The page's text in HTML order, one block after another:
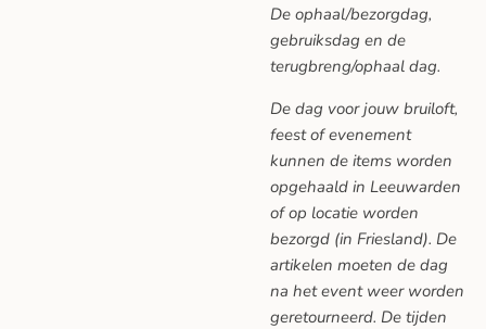
De ophaal/bezorgdag,
gebruiksdag en de
terugbreng/ophaal dag.
De dag voor jouw bruiloft,
feest of evenement
kunnen de items worden
opgehaald in Leeuwarden
of op locatie worden
bezorgd (in Friesland). De
artikelen moeten de dag
na het event weer worden
geretourneerd. De tijden